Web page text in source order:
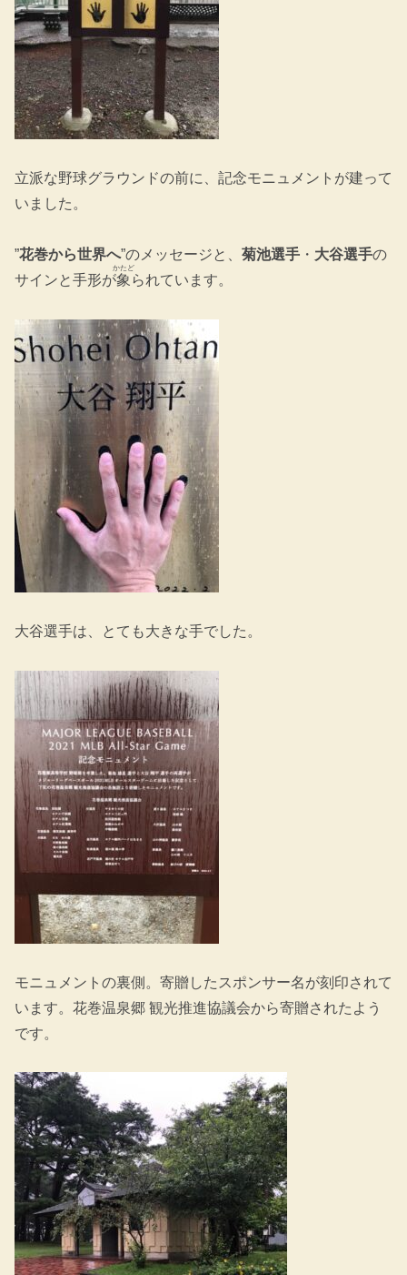
立派な野球グラウンドの前に、記念モニュメントが建って
いました。
”花巻から世界へ”のメッセージと、 菊池選手 ・ 大谷選手の
サインと手形が象
かたど
られています。
大谷選手は、とても大きな手でした。
モニュメントの裏側。寄贈したスポンサー名が刻印されて
います。花巻温泉郷 観光推進協議会から寄贈されたよう
です。